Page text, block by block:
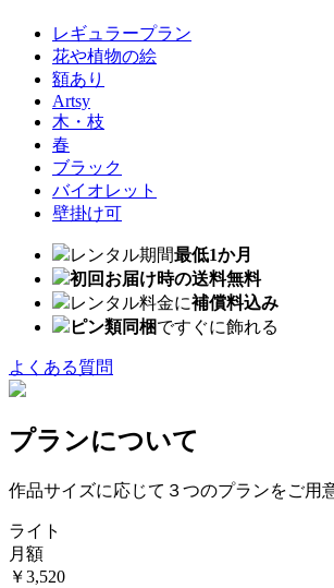
レギュラープラン
花や植物の絵
額あり
Artsy
木・枝
春
ブラック
バイオレット
壁掛け可
レンタル期間最低1か月
初回お届け時の送料無料
レンタル料金に補償料込み
ピン類同梱ですぐに飾れる
よくある質問
プランについて
作品サイズに応じて３つのプランをご用
ライト
月額
￥3,520